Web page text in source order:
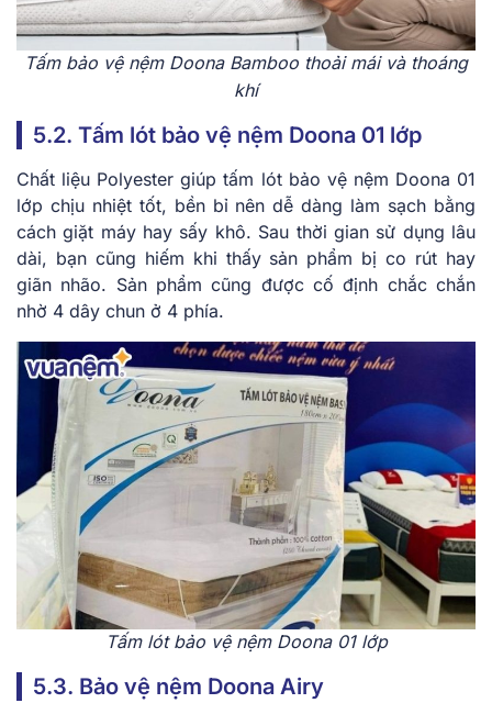
Tấm bảo vệ nệm Doona Bamboo thoải mái và thoáng
khí
5.2. Tấm lót bảo vệ nệm Doona 01 lớp
Chất liệu Polyester giúp tấm lót bảo vệ nệm Doona 01
lớp chịu nhiệt tốt, bền bỉ nên dễ dàng làm sạch bằng
cách giặt máy hay sấy khô. Sau thời gian sử dụng lâu
dài, bạn cũng hiếm khi thấy sản phẩm bị co rút hay
giãn nhão. Sản phẩm cũng được cố định chắc chắn
nhờ 4 dây chun ở 4 phía.
Tấm lót bảo vệ nệm Doona 01 lớp
5.3. Bảo vệ nệm Doona Airy